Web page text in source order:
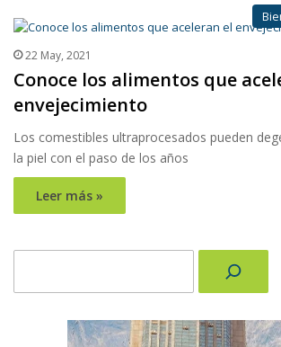
22 May, 2021
Conoce los alimentos que
envejecimiento
Los comestibles ultraprocesados pueden
la piel con el paso de los años
Leer más »